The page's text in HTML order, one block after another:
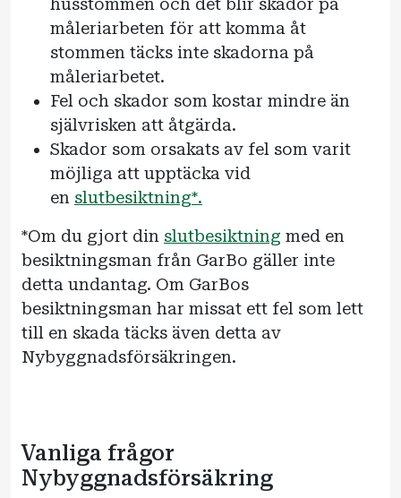
husstommen och det blir skador på
måleriarbeten för att komma åt
stommen täcks inte skadorna på
måleriarbetet.
Fel och skador som kostar mindre än
självrisken att åtgärda.
Skador som orsakats av fel som varit
möjliga att upptäcka vid
en slutbesiktning*.
*Om du gjort din slutbesiktning med en
besiktningsman från GarBo gäller inte
detta undantag. Om GarBos
besiktningsman har missat ett fel som lett
till en skada täcks även detta av
Nybyggnadsförsäkringen.
Vanliga frågor
Nybyggnadsförsäkring